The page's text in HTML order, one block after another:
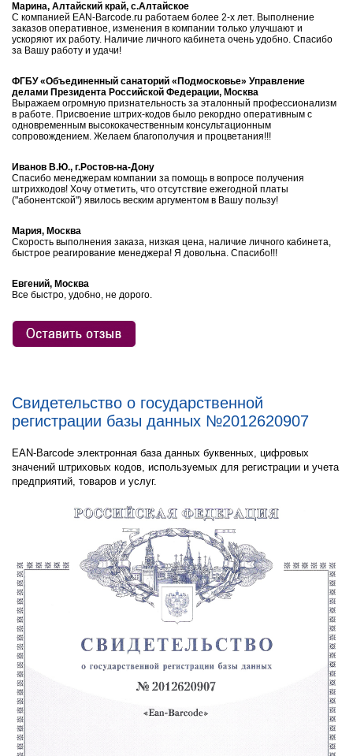
Марина, Алтайский край, с.Алтайское
С компанией EAN-Barcode.ru работаем более 2-х лет. Выполнение
заказов оперативное, изменения в компании только улучшают и
ускоряют их работу. Наличие личного кабинета очень удобно. Спасибо
за Вашу работу и удачи!
ФГБУ «Объединенный санаторий «Подмосковье» Управление
делами Президента Российской Федерации, Москва
Выражаем огромную признательность за эталонный профессионализм
в работе. Присвоение штрих-кодов было рекордно оперативным с
одновременным высококачественным консультационным
сопровождением. Желаем благополучия и процветания!!!
Иванов В.Ю., г.Ростов-на-Дону
Спасибо менеджерам компании за помощь в вопросе получения
штрихкодов! Хочу отметить, что отсутствие ежегодной платы
("абонентской") явилось веским аргументом в Вашу пользу!
Мария, Москва
Скорость выполнения заказа, низкая цена, наличие личного кабинета,
быстрое реагирование менеджера! Я довольна. Спасибо!!!
Евгений, Москва
Все быстро, удобно, не дорого.
Свидетельство о государственной
регистрации базы данных №2012620907
EAN-Barcode электронная база данных буквенных, цифровых
значений штриховых кодов, используемых для регистрации и учета
предприятий, товаров и услуг.